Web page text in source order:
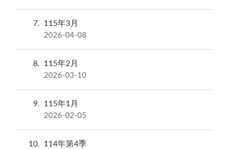
7 115年3月
2026-04-08
8 115年2月
2026-03-10
9 115年1月
2026-02-05
10 114年第4季